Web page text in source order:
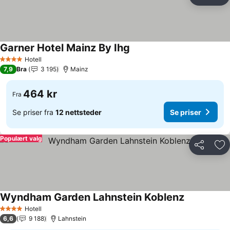
4 StjernerHotell
Garner Hotel Mainz By Ihg
7,9 Bra 3 195 Mainz
Fra 464 kr
Se priser fra 12 nettsteder Se priser
Del
Populært valg
4 StjernerHotell
Wyndham Garden Lahnstein KoblenzSe priser
6,6 9 188 Lahnstein